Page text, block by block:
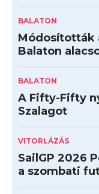
BALATON
Módosították
Balaton
BALATON
A Fifty-Fifty
Szalagot
VITORLÁZÁS
SailGP 2026
a szombati